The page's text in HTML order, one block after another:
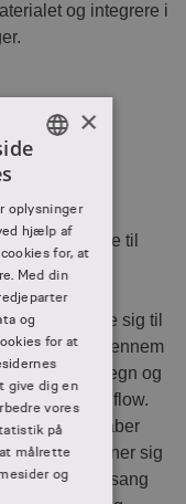
og integrere i
og
legende veje til
i
loops
kan udvikle sig til
Gennem
håndtegn og
korsang i flow.
og skaber
egner sig
til morgensang
DANISH
×
oplysninger
hjælp af
for, at
Med din
og
for at
give dig en
vores
på
målrette
og